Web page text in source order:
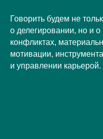
Говорить будем не
о делегировании, но и
конфликтах,
мотивации,
и управлении карьерой.